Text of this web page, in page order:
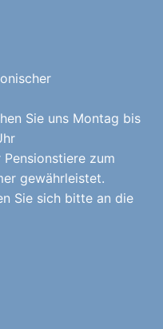
Sie uns Montag bis
zum
gewährleistet.
Sie sich bitte an die